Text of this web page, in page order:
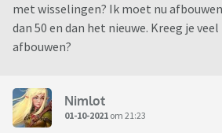
Acceptatie is echt moeilijk voor me. Ik
antidepressiva en vorige week voelde
waarom lukken bepaalde dingen wel?
blijkbaar zo slecht voelt? ‘
met wisselingen? Ik moet nu
dan 50 en dan het nieuwe. Kreeg je
afbouwen?
Nimlot
01-10-2021 om 21:23